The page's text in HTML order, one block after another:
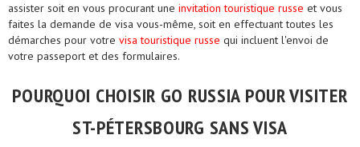
assister soit en vous procurant une invitation touristique russe et vous
faites la demande de visa vous-même, soit en effectuant toutes les
démarches pour votre visa touristique russe qui incluent l'envoi de
votre passeport et des formulaires.
POURQUOI CHOISIR GO RUSSIA POUR VISITER
ST-PÉTERSBOURG SANS VISA